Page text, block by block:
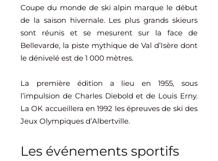
Coupe du monde de ski alpin marque le début
de la saison hivernale. Les plus grands skieurs
sont réunis et se mesurent sur la face de
Bellevarde, la piste mythique de Val d’Isère dont
le dénivelé est de 1 000 mètres.
La première édition a lieu en 1955, sous
l’impulsion de Charles Diebold et de Louis Erny.
La OK accueillera en 1992 les épreuves de ski des
Jeux Olympiques d’Albertville.
Les événements sportifs